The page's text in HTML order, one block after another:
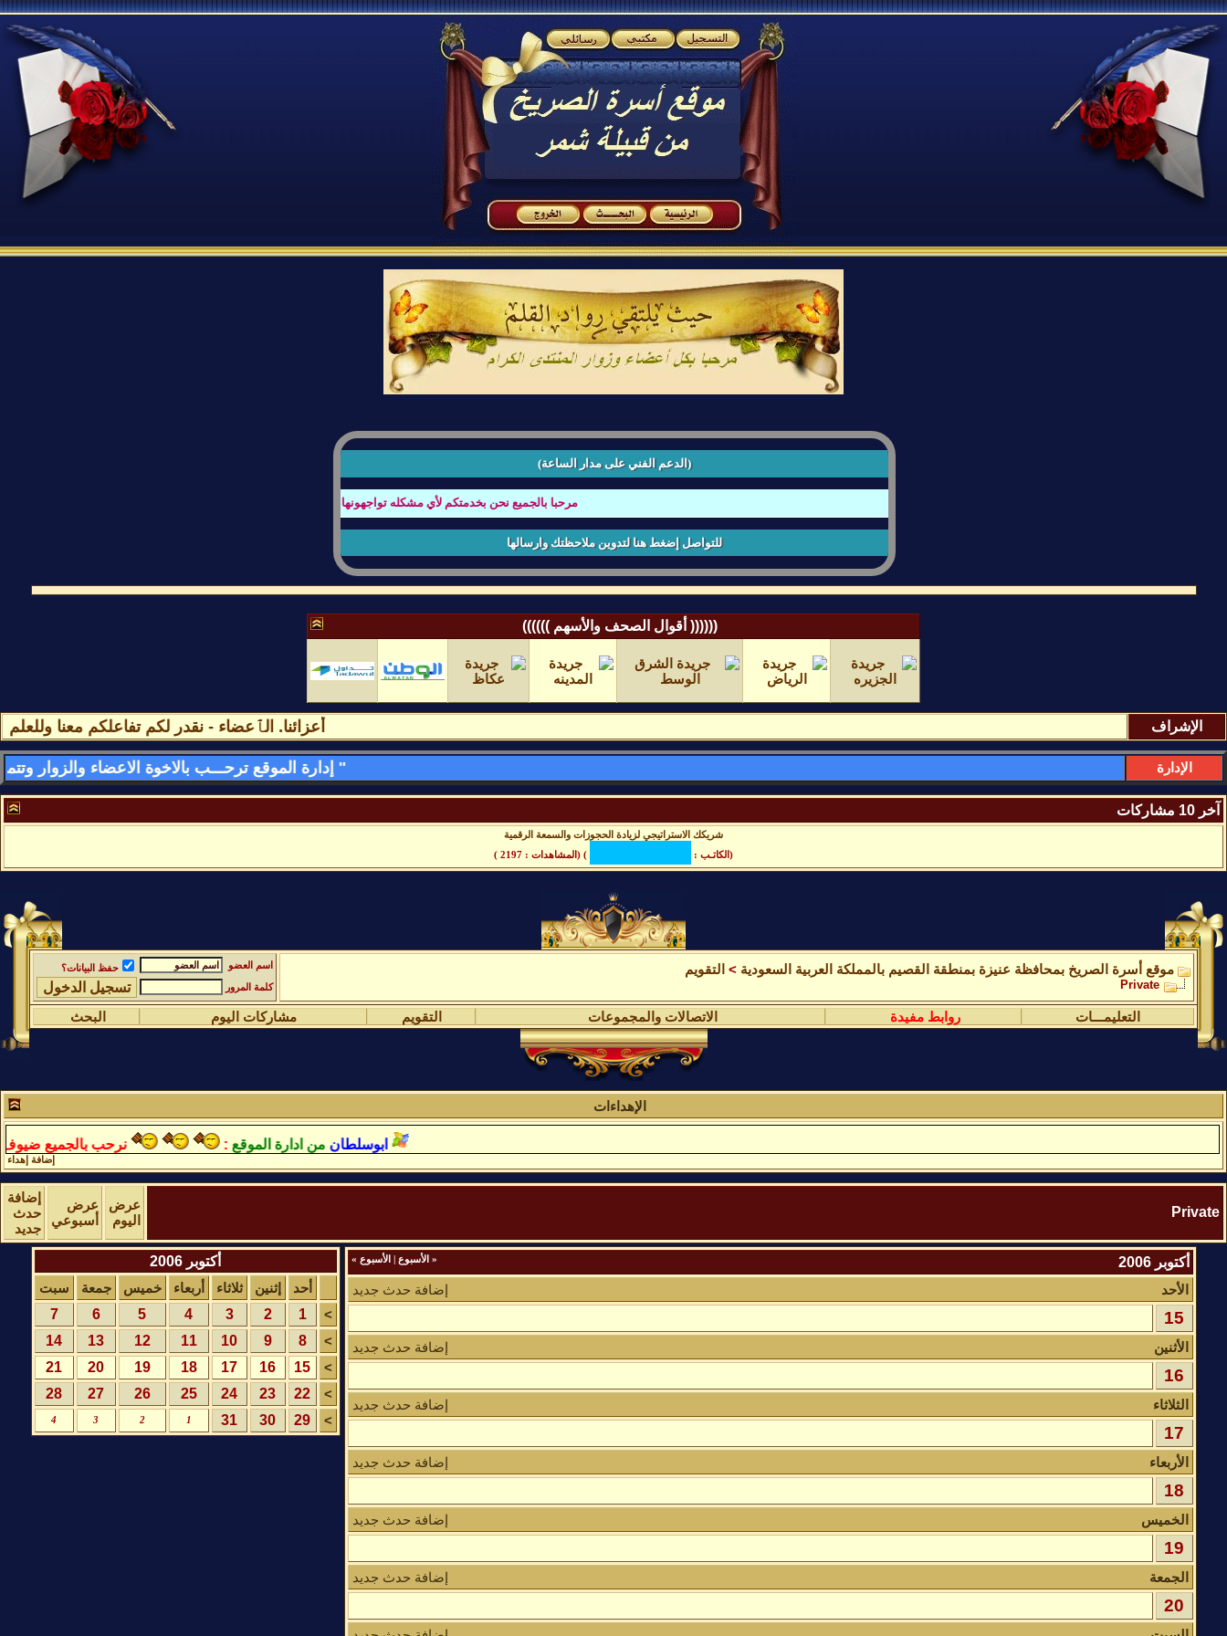
(الدعم الفني على مدار الساعة)
مرحبا بالجميع نحن بخدمتكم لأي مشكله تواجهونها بتصفح المنتدى او عند كتابة الردود أو أي أستفسار
للتواصل إضغط هنا لتدوين ملاحظتك وارسالها
(((((( أقوال الصحف والأسهم ))))))
أعزائنا. الٱعضاء - نقدر لكم تفاعلكم معنا وللعلم الإشراف
الإدارة
آخر 10 مشاركات
شريكك الاستراتيجي لزيادة الحجوزات والسمعة الرقمية
(الكاتـب :
) (المشاهدات : 2197 )
موقع أسرة الصريخ بمحافظة عنيزة بمنطقة القصيم بالمملكة العربية السعودية > التقويم
Private
اسم العضو
حفظ البيانات؟
كلمة المرور
التعليمـــات روابط مفيدة الاتصالات والمجموعات التقويم مشاركات اليوم البحث
الإهداءات
ابوسلطان من ادارة الموقع : نرحب بالجميع ضيوف
إضافة إهداء
Private
عرض
اليوم
عرض
أسبوعي
إضافة
حدث
جديد
« الأسبوع الأسبوع » أكتوبر 2006
إضافة حدث جديد الأحد
15
إضافة حدث جديد الأثنين
16
إضافة حدث جديد الثلاثاء
17
إضافة حدث جديد الأربعاء
18
إضافة حدث جديد الخميس
19
إضافة حدث جديد الجمعة
20
أكتوبر 2006
أحد إثنين ثلاثاء أربعاء خميس جمعة
سبت
>
1
2
3
4
5
6
7
>
8
9
10
11
12
13
14
>
15
16
17
18
19
20
21
>
22
23
24
25
26
27
28
>
29
30
31
1
2
3
4